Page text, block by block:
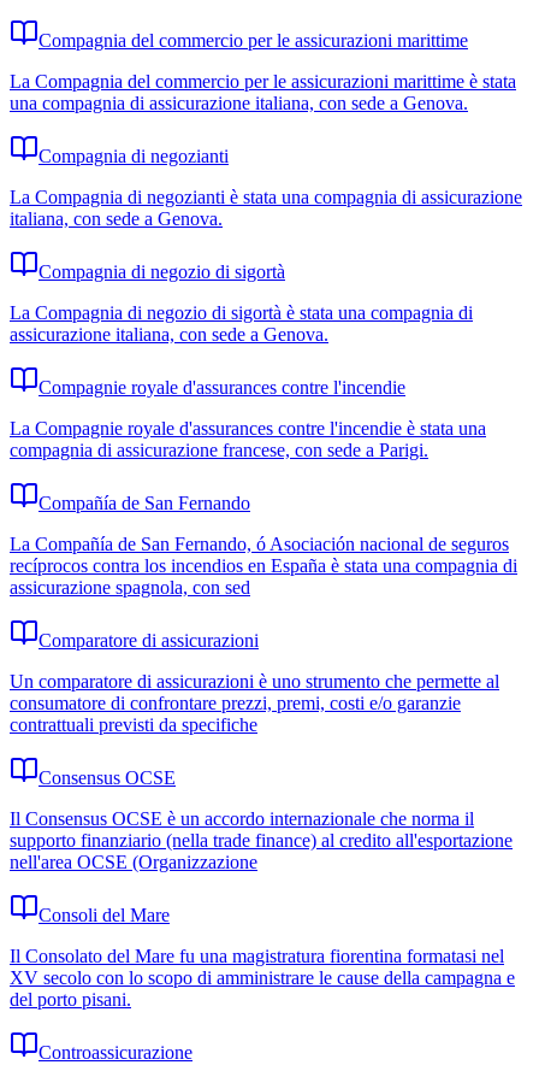
Compagnia del commercio per le assicurazioni marittime
La Compagnia del commercio per le assicurazioni marittime è stata
una compagnia di assicurazione italiana, con sede a Genova.
Compagnia di negozianti
La Compagnia di negozianti è stata una compagnia di assicurazione
italiana, con sede a Genova.
Compagnia di negozio di sigortà
La Compagnia di negozio di sigortà è stata una compagnia di
assicurazione italiana, con sede a Genova.
Compagnie royale d'assurances contre l'incendie
La Compagnie royale d'assurances contre l'incendie è stata una
compagnia di assicurazione francese, con sede a Parigi.
Compañía de San Fernando
La Compañía de San Fernando, ó Asociación nacional de seguros
recíprocos contra los incendios en España è stata una compagnia di
assicurazione spagnola, con sed
Comparatore di assicurazioni
Un comparatore di assicurazioni è uno strumento che permette al
consumatore di confrontare prezzi, premi, costi e/o garanzie
contrattuali previsti da specifiche
Consensus OCSE
Il Consensus OCSE è un accordo internazionale che norma il
supporto finanziario (nella trade finance) al credito all'esportazione
nell'area OCSE (Organizzazione
Consoli del Mare
Il Consolato del Mare fu una magistratura fiorentina formatasi nel
XV secolo con lo scopo di amministrare le cause della campagna e
del porto pisani.
Controassicurazione